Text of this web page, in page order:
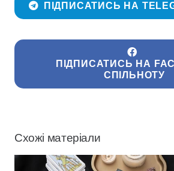
ПІДПИСАТИСЬ НА
ПІДПИСАТИСЬ НА
СПІЛЬНОТУ
Схожі матеріали